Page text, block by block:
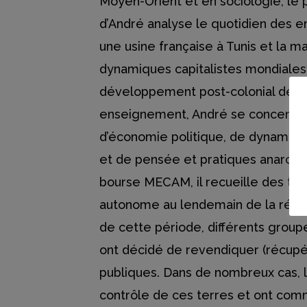
d’André analyse le quotidien des
une usine française à Tunis et la
dynamiques capitalistes
développement post-colonial de
enseignement, André se
d’économie politique, de
et de pensée et pratiques
bourse MECAM, il recueille des
autonome au lendemain de la
de cette période, différents
ont décidé de revendiquer
publiques. Dans de nombreux
contrôle de ces terres et ont